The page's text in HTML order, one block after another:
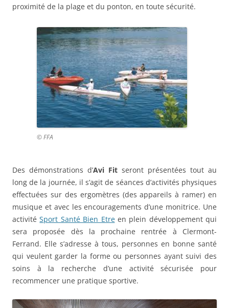
proximité de la plage et du ponton, en toute sécurité.
© FFA
Des démonstrations d’Avi Fit seront présentées tout au
long de la journée, il s’agit de séances d’activités physiques
effectuées sur des ergomètres (des appareils à ramer) en
musique et avec les encouragements d’une monitrice. Une
activitéSport Santé Bien Etreen plein développement qui
sera proposée dès la prochaine rentrée à Clermont-
Ferrand. Elle s’adresse à tous, personnes en bonne santé
qui veulent garder la forme ou personnes ayant suivi des
soins à la recherche d’une activité sécurisée pour
recommencer une pratique sportive.